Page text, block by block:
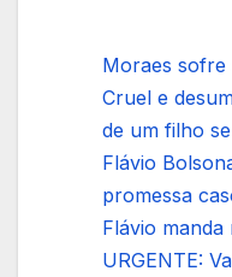
Moraes
Cruel e
de um filho
Flávio
promessa
Flávio
URGENTE: